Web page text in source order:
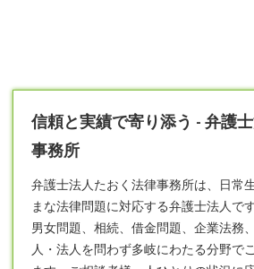
信頼と実績で寄り添う - 弁護
事務所
弁護士法人たおく法律事務所は、日常
まな法律問題に対応する弁護士法人で
男女問題、相続、借金問題、企業法務
人・法人を問わず多岐にわたる分野で